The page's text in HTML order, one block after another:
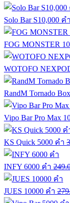
Solo Bar S10,000 คำ
FOG MONSTER
WOTOFO
RandM Tornado
Vipo Bar Pro Max
KS Quick 5000 คำ
INFY 6000 คำ
JUES 10000 คำ